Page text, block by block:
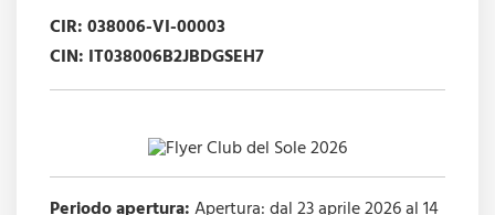
CIR: 038006-VI-00003
CIN: IT038006B2JBDGSEH7
Periodo apertura:Apertura: dal 23 aprile 2026 al 14